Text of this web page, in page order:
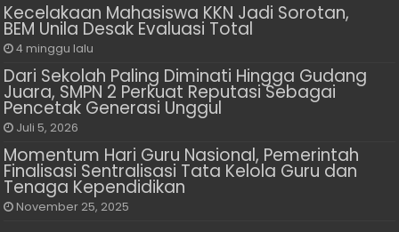
Kecelakaan Mahasiswa KKN Jadi Sorotan,
BEM Unila Desak Evaluasi Total
4 minggu lalu
Dari Sekolah Paling Diminati Hingga Gudang
Juara, SMPN 2 Perkuat Reputasi Sebagai
Pencetak Generasi Unggul
Juli 5, 2026
Momentum Hari Guru Nasional, Pemerintah
Finalisasi Sentralisasi Tata Kelola Guru dan
Tenaga Kependidikan
November 25, 2025